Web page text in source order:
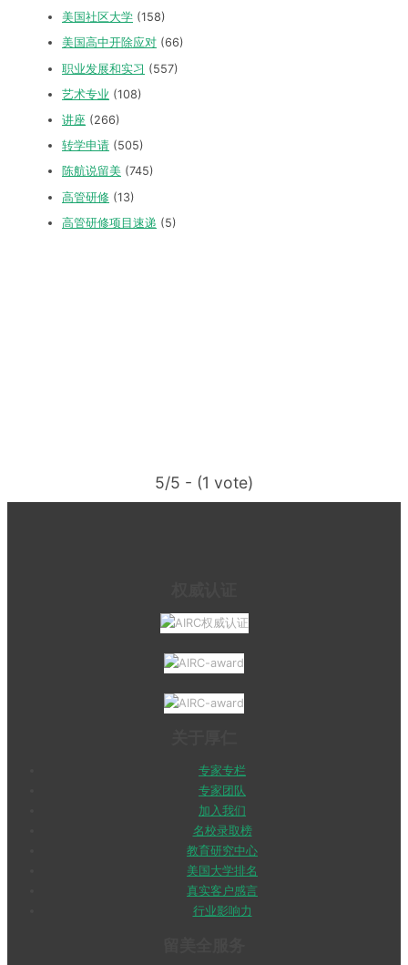
美国社区大学 (158)
美国高中开除应对 (66)
职业发展和实习 (557)
艺术专业 (108)
讲座 (266)
转学申请 (505)
陈航说留美 (745)
高管研修 (13)
高管研修项目速递 (5)
5/5 - (1 vote)
专家专栏
专家团队
加入我们
名校录取榜
教育研究中心
美国大学排名
真实客户感言
行业影响力